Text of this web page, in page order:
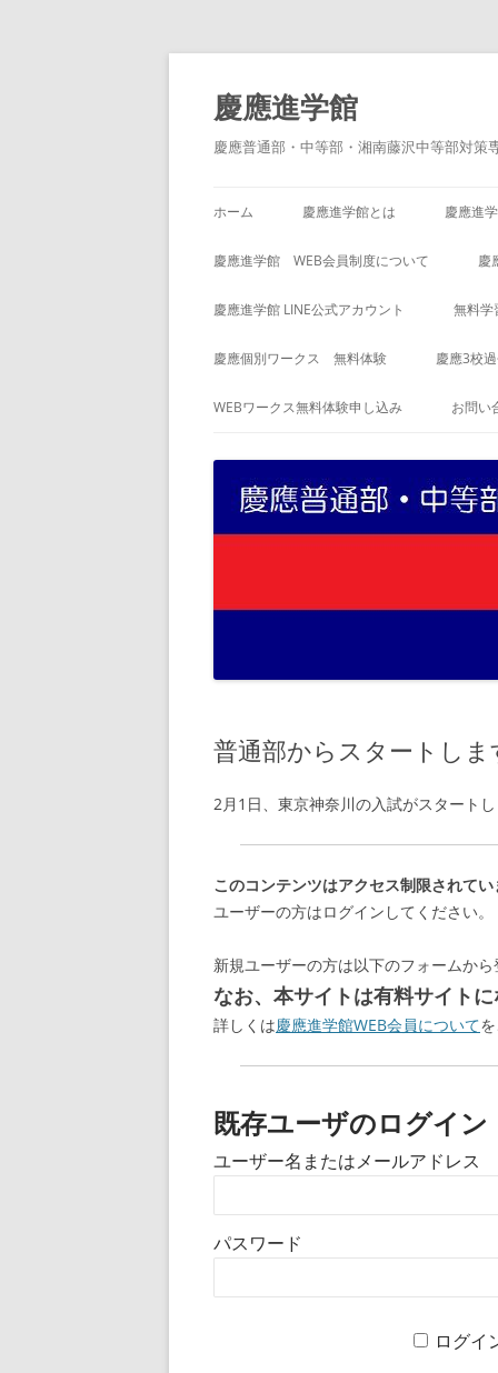
コ
テ
ン
ツ
へ
ス
慶應進学館
慶應普通部・中等部・湘南藤沢中等部対
ホーム 慶應進学館とは 慶應進
慶應進学館 WEB会員制度について 慶
慶應進学館 LINE公式アカウント 無料学
慶應個別ワークス 無料体験 慶應3校
WEBワークス無料体験申し込み お問い
普通部からスタートしま
2月1日、東京神奈川の入試がスタート
このコンテンツはアクセス制限されてい
ユーザーの方はログインしてください。
新規ユーザーの方は以下のフォームか
なお、本サイトは有料サイト
詳しくは慶應進学館WEB会員について
既存ユーザのログイン
ユーザー名またはメールアドレス
パスワード
ログイ